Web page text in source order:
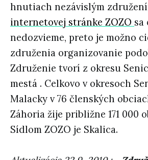
hnutiach nezávislým
internetovej stránke ZOZO sa
nedozvieme, preto je možno
združenia organizovanie
Združenie tvorí z okresu
mestá . Celkovo v okresoch
Malacky v 76 členských
Záhoria žije približne 171 000
Sídlom ZOZO je Skalica.